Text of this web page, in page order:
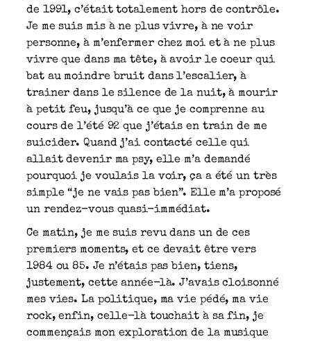
de 1991, c’était totalement hors de contrôle.
Je me suis mis à ne plus vivre, à ne voir
personne, à m’enfermer chez moi et à ne plus
vivre que dans ma tête, à avoir le coeur qui
bat au moindre bruit dans l’escalier, à
trainer dans le silence de la nuit, à mourir
à petit feu, jusqu’à ce que je comprenne au
cours de l’été 92 que j’étais en train de me
suicider. Quand j’ai contacté celle qui
allait devenir ma psy, elle m’a demandé
pourquoi je voulais la voir, ça a été un très
simple “je ne vais pas bien”. Elle m’a proposé
un rendez-vous quasi-immédiat.
Ce matin, je me suis revu dans un de ces
premiers moments, et ce devait être vers
1984 ou 85. Je n’étais pas bien, tiens,
justement, cette année-là. J’avais cloisonné
mes vies. La politique, ma vie pédé, ma vie
rock, enfin, celle-là touchait à sa fin, je
commençais mon exploration de la musique